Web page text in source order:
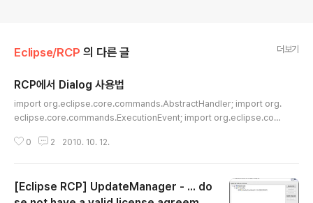
Eclipse/RCP 의 다른 글 더보기
RCP에서 Dialog 사용법
import org.eclipse.core.commands.AbstractHandler; import org.
eclipse.core.commands.ExecutionEvent; import org.eclipse.cor
gs.MessageDialog; import org.eclipse.swt.graphics.FontData; im
mport org.eclipse.swt.widg..
0 2 2010. 10. 12.
[Eclipse RCP] UpdateManager - ... do